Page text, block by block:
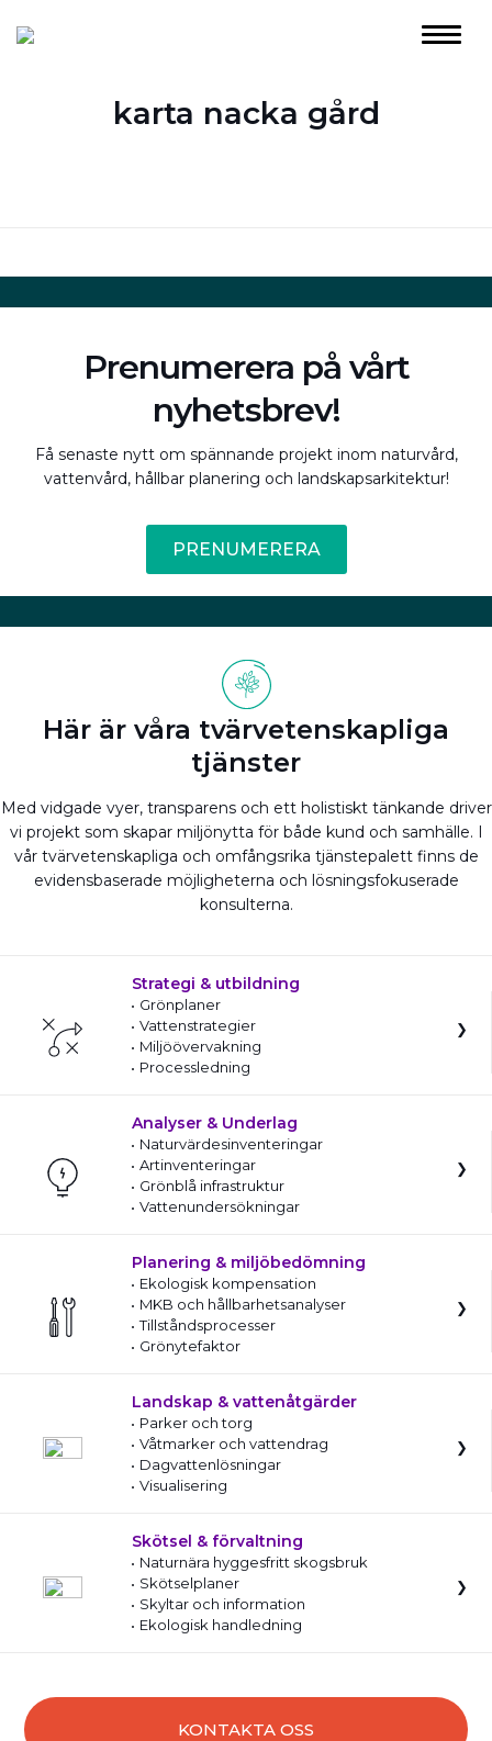
karta nacka gård
Prenumerera på vårt
nyhetsbrev!
Få senaste nytt om spännande projekt inom naturvård,
vattenvård, hållbar planering och landskapsarkitektur!
PRENUMERERA
Här är våra tvärvetenskapliga
tjänster
Med vidgade vyer, transparens och ett holistiskt tänkande driver
vi projekt som skapar miljönytta för både kund och samhälle. I
vår tvärvetenskapliga och omfångsrika tjänstepalett finns de
evidensbaserade möjligheterna och lösningsfokuserade
konsulterna.
Strategi & utbildning
Grönplaner
Vattenstrategier
Miljöövervakning
Processledning
Analyser & Underlag
Naturvärdesinventeringar
Artinventeringar
Grönblå infrastruktur
Vattenundersökningar
Planering & miljöbedömning
Ekologisk kompensation
MKB och hållbarhetsanalyser
Tillståndsprocesser
Grönytefaktor
Landskap & vattenåtgärder
Parker och torg
Våtmarker och vattendrag
Dagvattenlösningar
Visualisering
Skötsel & förvaltning
Naturnära hyggesfritt skogsbruk
Skötselplaner
Skyltar och information
Ekologisk handledning
KONTAKTA OSS